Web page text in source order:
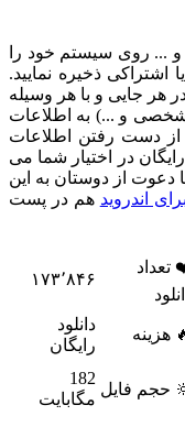
و ... روی سیستم خود را
ذخیره نمایید.
جایی و با هر وسیله
و ...) به اطلاعات
دست رفتن اطلاعات
رایگان در اختیار شما می
دعوت از دوستان به این
هم در پست
۱۷۳٬۸۴۶
هزینه
دانلود
رایگان
حجم فایل
182
مگابایت